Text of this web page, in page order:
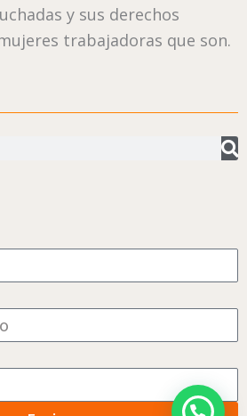
y sus derechos
trabajadoras que son.